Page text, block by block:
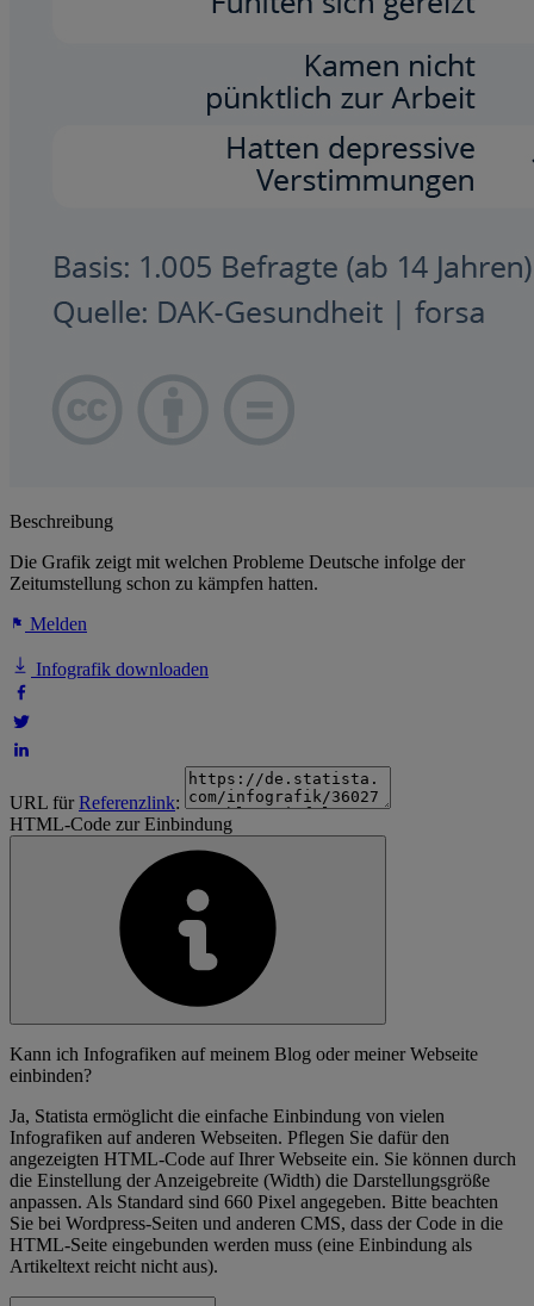
Beschreibung
Die Grafik zeigt mit welchen Probleme Deutsche infolge der
Zeitumstellung schon zu kämpfen hatten.
Melden
Infografik downloaden
URL fürReferenzlink:
HTML-Code zur Einbindung
Kann ich Infografiken auf meinem Blog oder meiner Webseite
einbinden?
Ja, Statista ermöglicht die einfache Einbindung von vielen
Infografiken auf anderen Webseiten. Pflegen Sie dafür den
angezeigten HTML-Code auf Ihrer Webseite ein. Sie können durch
die Einstellung der Anzeigebreite (Width) die Darstellungsgröße
anpassen. Als Standard sind 660 Pixel angegeben. Bitte beachten
Sie bei Wordpress-Seiten und anderen CMS, dass der Code in die
HTML-Seite eingebunden werden muss (eine Einbindung als
Artikeltext reicht nicht aus).